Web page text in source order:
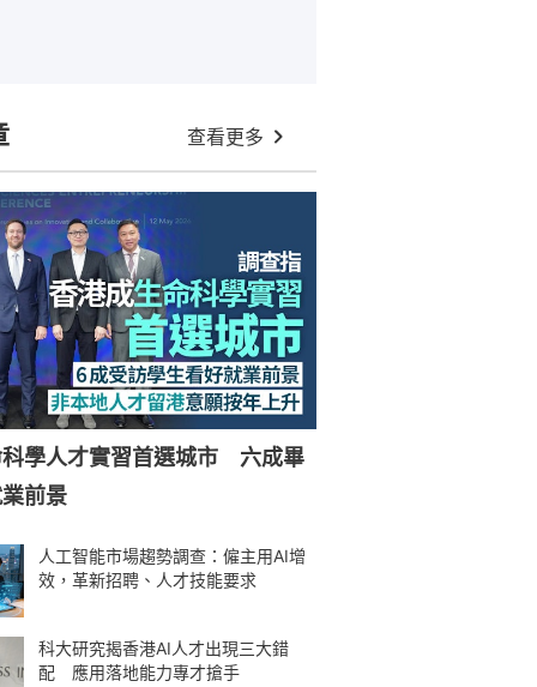
查看更多
科學人才實習首選城市 六成畢
前景
人工智能市場趨勢調查：僱主用AI增
效，革新招聘、人才技能要求
科大研究揭香港AI人才出現三大錯
配 應用落地能力專才搶手